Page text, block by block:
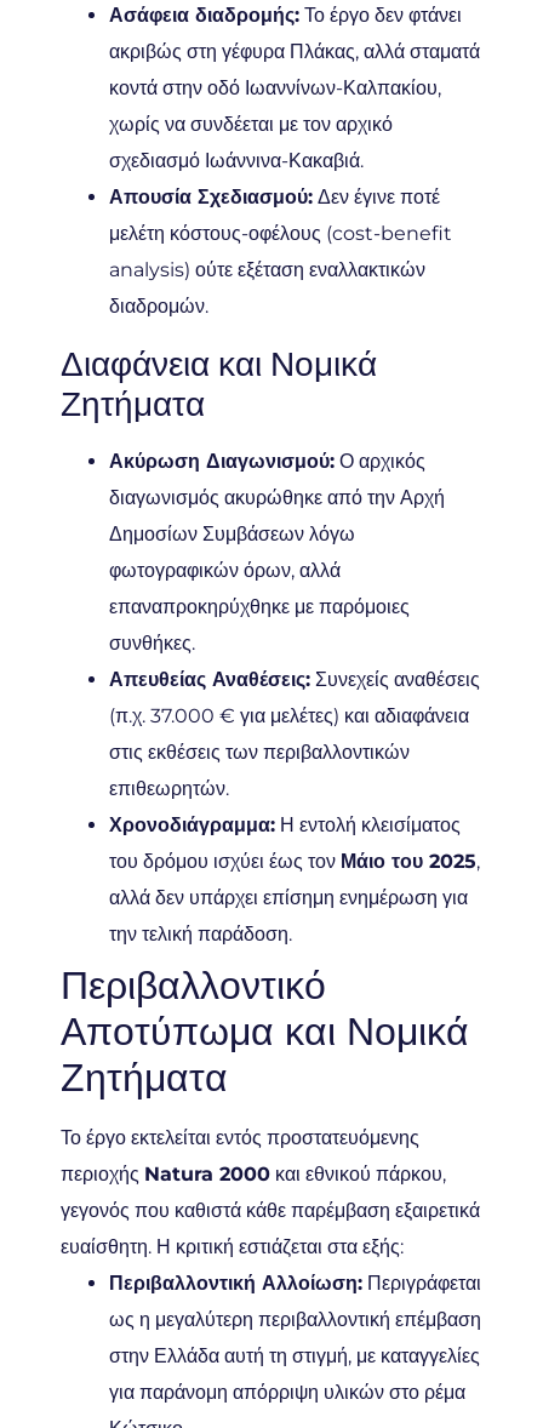
Ασάφεια διαδρομής: Το έργο δεν φτάνει
ακριβώς στη γέφυρα Πλάκας, αλλά σταματά
κοντά στην οδό Ιωαννίνων-Καλπακίου,
χωρίς να συνδέεται με τον αρχικό
σχεδιασμό Ιωάννινα-Κακαβιά.
Απουσία Σχεδιασμού: Δεν έγινε ποτέ
μελέτη κόστους-οφέλους (cost-benefit
analysis) ούτε εξέταση εναλλακτικών
διαδρομών.
Διαφάνεια και Νομικά
Ζητήματα
Ακύρωση Διαγωνισμού: Ο αρχικός
διαγωνισμός ακυρώθηκε από την Αρχή
Δημοσίων Συμβάσεων λόγω
φωτογραφικών όρων, αλλά
επαναπροκηρύχθηκε με παρόμοιες
συνθήκες.
Απευθείας Αναθέσεις: Συνεχείς αναθέσεις
(π.χ. 37.000 € για μελέτες) και αδιαφάνεια
στις εκθέσεις των περιβαλλοντικών
επιθεωρητών.
Χρονοδιάγραμμα: Η εντολή κλεισίματος
του δρόμου ισχύει έως τον Μάιο του 2025,
αλλά δεν υπάρχει επίσημη ενημέρωση για
την τελική παράδοση.
Περιβαλλοντικό
Αποτύπωμα και Νομικά
Ζητήματα
Το έργο εκτελείται εντός προστατευόμενης
περιοχής Natura 2000 και εθνικού πάρκου,
γεγονός που καθιστά κάθε παρέμβαση εξαιρετικά
ευαίσθητη. Η κριτική εστιάζεται στα εξής:
Περιβαλλοντική Αλλοίωση: Περιγράφεται
ως η μεγαλύτερη περιβαλλοντική επέμβαση
στην Ελλάδα αυτή τη στιγμή, με καταγγελίες
για παράνομη απόρριψη υλικών στο ρέμα